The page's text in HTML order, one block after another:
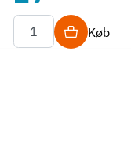
Køb